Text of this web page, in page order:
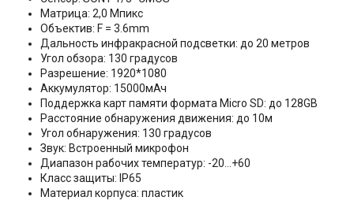
Матрица: 2,0 Мпикс
Объектив: F = 3.6mm
Дальность инфракрасной подсветки: до 20 метров
Угол обзора: 130 градусов
Разрешение: 1920*1080
Аккумулятор: 15000мАч
Поддержка карт памяти формата Micro SD: до 128GB
Расстояние обнаружения движения: до 10м
Угол обнаружения: 130 градусов
Звук: Встроенный микрофон
Диапазон рабочих температур: -20…+60
Класс защиты: IP65
Материал корпуса: пластик